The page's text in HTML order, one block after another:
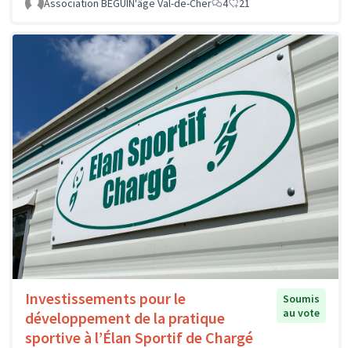
Association BEGUIN'âge Val-de-Cher
4 21
Investissements pour le
développement de la pratique
sportive à l’Élan Sportif de Chargé
Soumis
au vote